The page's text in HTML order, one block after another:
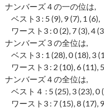
ナンバーズ４の一の位は,
ベスト3 : 5 (9), 9 (7), 1 (6),
ワースト3 : 0 (2), 7 (3), 4
ナンバーズ３の全位は,
ベスト3 : 1 (28), 0 (18), 3
ワースト3 : 2 (10), 6 (11),
ナンバーズ４の全位は,
ベスト４ : 5 (25), 3 (23), 0
ワースト3 : 7 (15), 8 (17),